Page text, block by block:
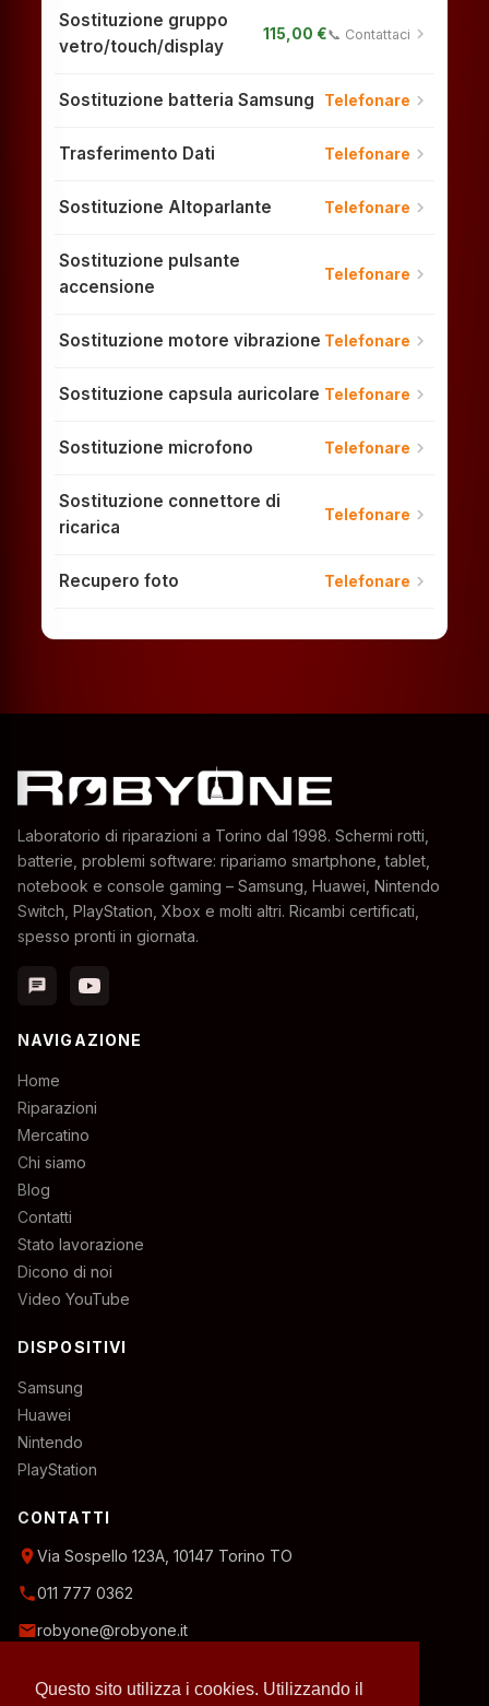
Questo sito utilizza i cookies. Utilizzando il
Sostituzione gruppo
vetro/touch/display
115,00 €📞 Contattaci chevron_right
Sostituzione batteria Samsung Telefonare chevron_right
Trasferimento Dati Telefonare chevron_right
Sostituzione Altoparlante Telefonare chevron_right
Sostituzione pulsante
accensione
Telefonare chevron_right
Sostituzione motore vibrazione Telefonare chevron_right
Sostituzione capsula auricolare Telefonare chevron_right
Sostituzione microfono Telefonare chevron_right
Sostituzione connettore di
ricarica
Telefonare chevron_right
Recupero foto Telefonare chevron_right
Laboratorio di riparazioni a Torino dal 1998. Schermi rotti,
batterie, problemi software: ripariamo smartphone, tablet,
notebook e console gaming – Samsung, Huawei, Nintendo
Switch, PlayStation, Xbox e molti altri. Ricambi certificati,
spesso pronti in giornata.
chat
NAVIGAZIONE
Home
Riparazioni
Mercatino
Chi siamo
Blog
Contatti
Stato lavorazione
Dicono di noi
Video YouTube
DISPOSITIVI
Samsung
Huawei
Nintendo
PlayStation
CONTATTI
location_onVia Sospello 123A, 10147 Torino TO
phone011 777 0362
emailrobyone@robyone.it
Mar, Gio, Sab: 10:00–12:30Domenica: chiuso